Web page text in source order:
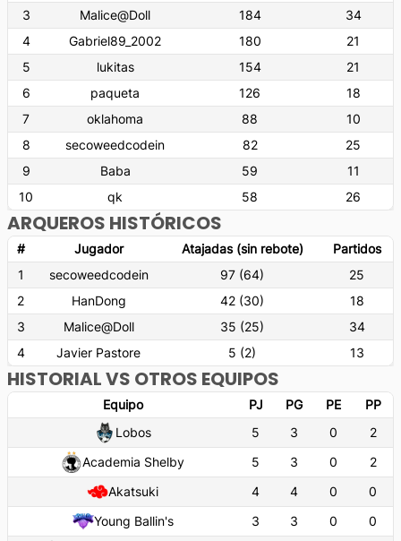
3
Malice@Doll 184
34
4
Gabriel89_2002 180
21
5
lukitas 154
21
6
paqueta 126
18
7
oklahoma 88
10
8
secoweedcodein 82
25
9
Baba 59
11
10
qk 58 26
ARQUEROS HISTÓRICOS
# Jugador Atajadas (sin rebote)
Partidos
1
secoweedcodein 97 (64)
25
2
HanDong 42 (30)
18
3
Malice@Doll 35 (25)
34
4
Javier Pastore 5 (2) 13
HISTORIAL VS OTROS EQUIPOS
Equipo PJ PG PE
PP
Lobos
5 3 0
2
Academia Shelby
5 3 0
2
Akatsuki
4 4 0
0
Young Ballin's
3 3 0
0